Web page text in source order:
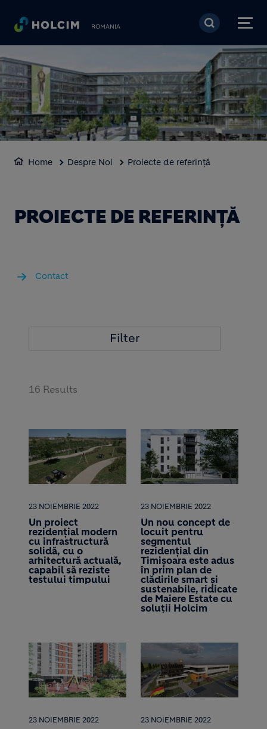
Mergi la conţinutul
ROMANIA
Home Despre Noi Proiecte de referință
PROIECTE DE REFERINȚĂ
Contact
Filter
16 Results
23 NOIEMBRIE 2022
Un proiect
rezidențial modern
cu infrastructură
solidă, cu o
arhitectură actuală,
capabil să reziste
testului timpului
23 NOIEMBRIE 2022
Un nou concept de
locuit pentru
segmentul
rezidențial din
Timișoara este adus
în prim plan de
clădirile smart și
sustenabile, ridicate
de Maiere Estate cu
soluții Holcim
23 NOIEMBRIE 2022 23 NOIEMBRIE 2022